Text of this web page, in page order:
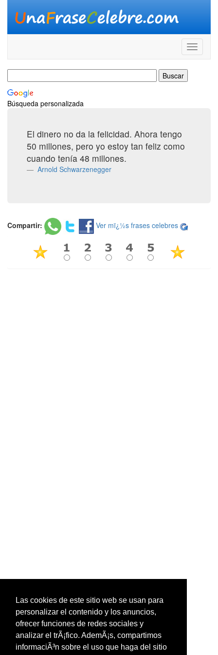
Las cookies de este sitio web se usan para
personalizar el contenido y los anuncios,
ofrecer funciones de redes sociales y
analizar el trÃ¡fico. AdemÃ¡s, compartimos
informaciÃ³n sobre el uso que haga del sitio
Búsqueda personalizada
El dinero no da la felicidad. Ahora tengo
50 millones, pero yo estoy tan feliz como
cuando tenía 48 millones.
Arnold Schwarzenegger
Compartir: Ver mï¿½s frases celebres